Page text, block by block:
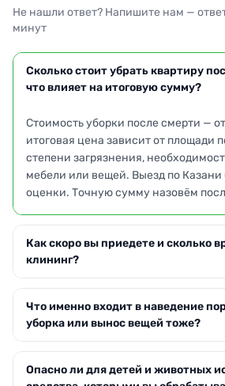
Не нашли ответ? Напишите нам —
минут
Сколько стоит убрать квартиру
что влияет на итоговую сумму?
Стоимость уборки после смерти —
итоговая цена зависит от площади
степени загрязнения,
мебели или вещей. Выезд по Казани
оценки. Точную сумму назовём
Как скоро вы приедете и сколько
клининг?
следующие сутки. В Казани время в
Длительность работ зависит от
стандартная квартира — 3–8 часов.
загрязнениях может потребоваться
обработка на следующий день.
Что именно входит в наведение
уборка или вынос вещей тоже?
поверхностей, удаление
Опасно ли для детей и животных